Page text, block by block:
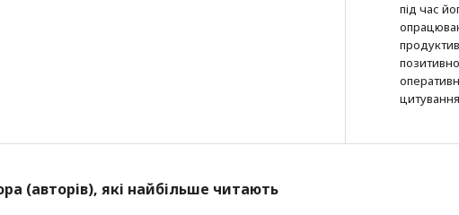
під час
(авторів), які найбільше читають